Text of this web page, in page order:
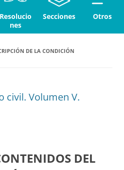
Resolucio
nes
Secciones Otros
DE LA CONDICIÓN
civil. Volumen V.
DEL